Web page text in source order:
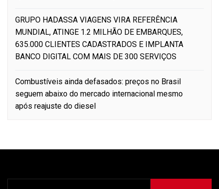
GRUPO HADASSA VIAGENS VIRA REFERÊNCIA
MUNDIAL, ATINGE 1.2 MILHÃO DE EMBARQUES,
635.000 CLIENTES CADASTRADOS E IMPLANTA
BANCO DIGITAL COM MAIS DE 300 SERVIÇOS
Combustíveis ainda defasados: preços no Brasil
seguem abaixo do mercado internacional mesmo
após reajuste do diesel